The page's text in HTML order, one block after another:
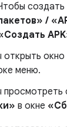
создать
/
открыть окно
меню.
просмотреть
в окне